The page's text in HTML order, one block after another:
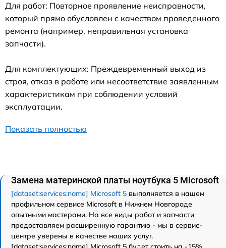
Для работ: Повторное проявление неисправности,
который прямо обусловлен с качеством проведенного
ремонта (например, неправильная установка
запчасти).
Для комплектующих: Преждевременный выход из
строя, отказ в работе или несоответствие заявленным
характеристикам при соблюдении условий
эксплуатации.
Показать полностью
Замена материнской платы ноутбука 5 Microsoft
[dataset:services:name] Microsoft 5 выполняется в нашем
профильном сервисе Microsoft в Нижнем Новгороде
опытными мастерами. На все виды работ и запчасти
предоставляем расширенную гарантию - мы в сервис-
центре уверены в качестве наших услуг.